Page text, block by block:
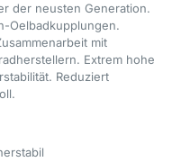
der neusten Generation.
Oelbadkupplungen.
mit
Extrem hohe
Reduziert